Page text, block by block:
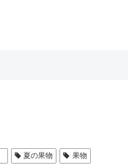
夏の果物 果物